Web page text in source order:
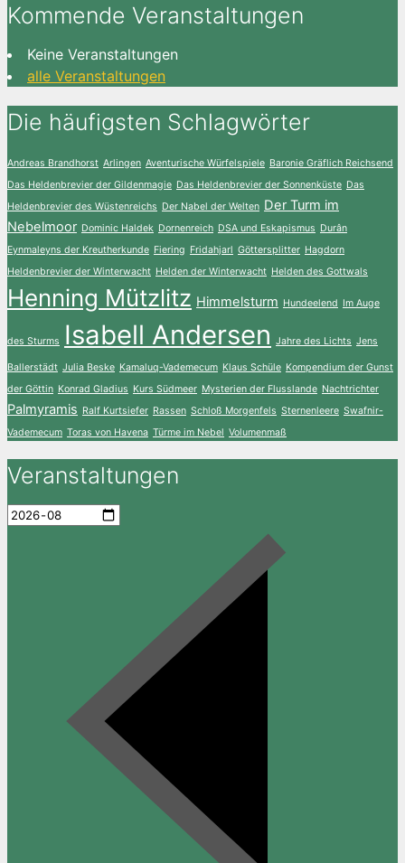
Kommende Veranstaltungen
Keine Veranstaltungen
alle Veranstaltungen
Die häufigsten Schlagwörter
Andreas Brandhorst Arlingen Aventurische Würfelspiele Baronie Gräflich Reichsend
Das Heldenbrevier der Gildenmagie Das Heldenbrevier der Sonnenküste Das
Heldenbrevier des Wüstenreichs Der Nabel der Welten Der Turm im
Nebelmoor Dominic Haldek Dornenreich DSA und Eskapismus Durân
Eynmaleyns der Kreutherkunde Fiering Fridahjarl Göttersplitter Hagdorn
Heldenbrevier der Winterwacht Helden der Winterwacht Helden des Gottwals
Henning Mützlitz Himmelsturm Hundeelend Im Auge
des Sturms Isabell Andersen Jahre des Lichts Jens
Ballerstädt Julia Beske Kamaluq-Vademecum Klaus Schüle Kompendium der Gunst
der Göttin Konrad Gladius Kurs Südmeer Mysterien der Flusslande Nachtrichter
Palmyramis Ralf Kurtsiefer Rassen Schloß Morgenfels Sternenleere Swafnir-
Vademecum Toras von Havena Türme im Nebel Volumenmaß
Veranstaltungen